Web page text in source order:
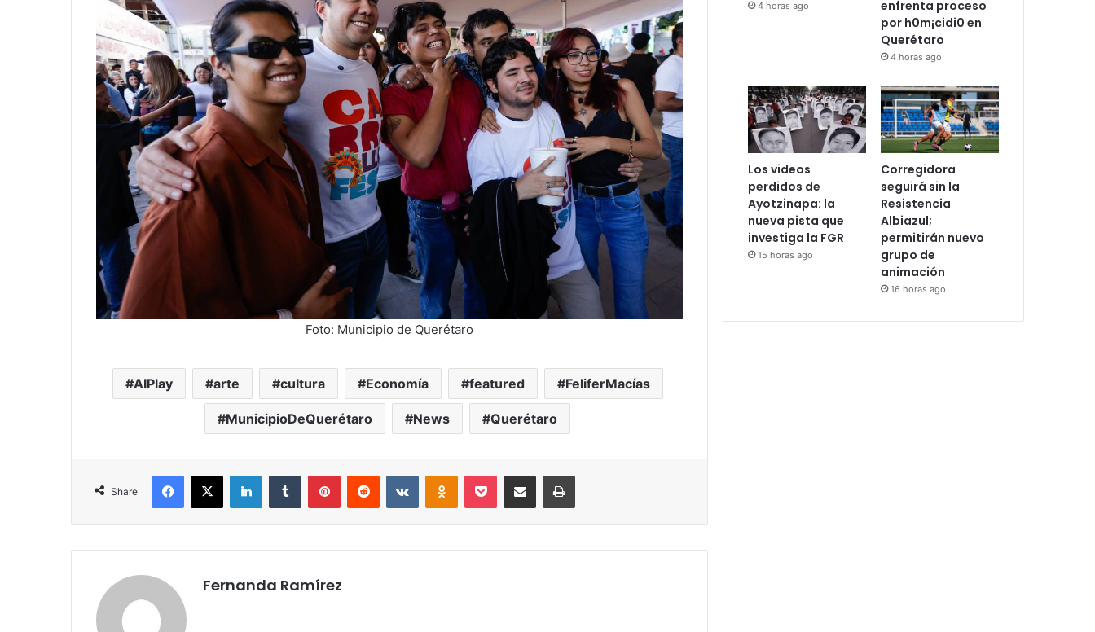
Foto: Municipio de Querétaro
AIPlay arte cultura Economía featured FeliferMacías
MunicipioDeQuerétaro News Querétaro
Share
Facebook
X LinkedInTumblr PinterestReddit VKontakteOdnoklassniki
Pocket Share via Email Print
Fernanda Ramírez
México y Perú
Verónica “N” fue
asesora de
diputada de
Morena; ahora
por h0m¡cidi0 en
Querétaro
4 horas ago
Los videos
perdidos de
15 horas ago
Corregidora
seguirá sin la
Resistencia
Albiazul;
grupo de